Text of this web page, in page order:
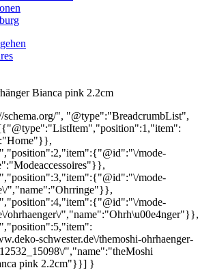
Bianca pink 2.2cm
", "@type":"BreadcrumbList",
mode-
mode-
","name":"Ohrringe"}},
mode-
ohrhaenger\/","name":"Ohrh\u00e4nger"}},
schwester.de\/themoshi-ohrhaenger-
","name":"theMoshi
pink 2.2cm"}}] }